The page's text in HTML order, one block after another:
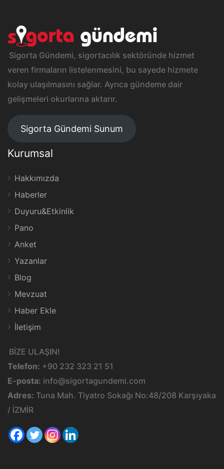
Sigorta Gündemi, sigortacılık sektöründe hizmet
veren firmaların listelenmesini, bu sayede hizmete
kolay ulaşılmasını sağlar. Ayrıca gündeme dair
gelişmeleri okurlarına aktarır.
Sigorta Gündemi Sunum
Kurumsal
Hakkımızda
Haberler
Duyuru&Etkinlik
Pano
Anket
Yazanlar
Blog
Mevzuat
Haber Ekle
İletişim
BİZE ULAŞIN!
Telefon: +90 232 323 21 51
E-posta: info@sigortagundemi.com
Adres: Tuna Mah. Tiyatro Sokağı No:48/208 Karşıyaka
/ İZMİR